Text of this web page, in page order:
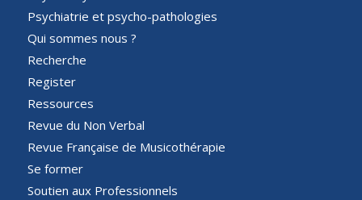
Psychiatrie et psycho-pathologies
Qui sommes nous ?
Recherche
Register
Ressources
Revue du Non Verbal
Revue Française de Musicothérapie
Se former
Soutien aux Professionnels